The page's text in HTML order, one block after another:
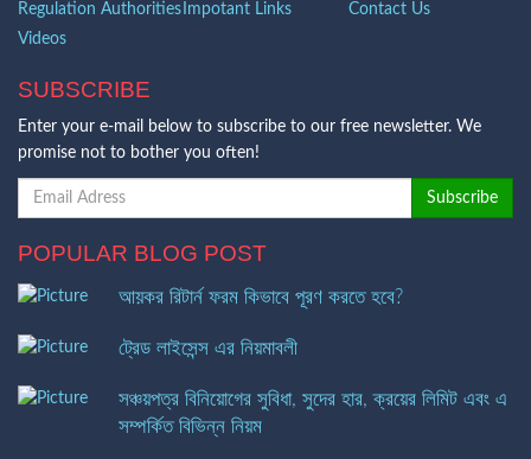
Regulation Authorities Impotant Links
Contact Us
Videos
SUBSCRIBE
Enter your e-mail below to subscribe to our free newsletter. We
promise not to bother you often!
POPULAR BLOG POST
আয়কর রিটার্ন ফরম কিভাবে পূরণ করতে হবে?
ট্রেড লাইসেন্স এর নিয়মাবলী
সঞ্চয়পত্র বিনিয়োগের সুবিধা, সুদের হার, ক্রয়ের লিমিট এবং এ
সম্পর্কিত বিভিন্ন নিয়ম